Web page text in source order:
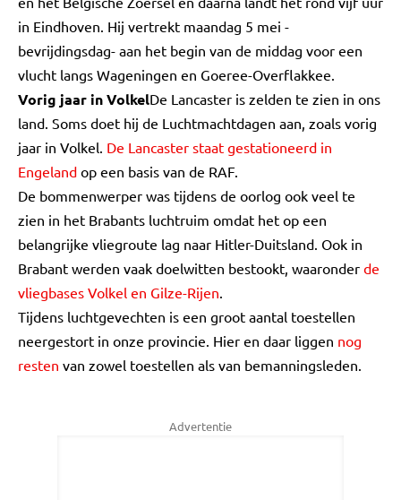
in Eindhoven. Hij vertrekt maandag 5 mei -
bevrijdingsdag- aan het begin van de middag voor een
vlucht langs Wageningen en Goeree-Overflakkee.
Vorig jaar in VolkelDe Lancaster is zelden te zien in ons
land. Soms doet hij de Luchtmachtdagen aan, zoals vorig
jaar in Volkel. De Lancaster staat gestationeerd in
Engeland op een basis van de RAF.
De bommenwerper was tijdens de oorlog ook veel te
zien in het Brabants luchtruim omdat het op een
belangrijke vliegroute lag naar Hitler-Duitsland. Ook in
Brabant werden vaak doelwitten bestookt, waaronder de
vliegbases Volkel en Gilze-Rijen.
Tijdens luchtgevechten is een groot aantal toestellen
neergestort in onze provincie. Hier en daar liggen nog
resten van zowel toestellen als van bemanningsleden.
Advertentie